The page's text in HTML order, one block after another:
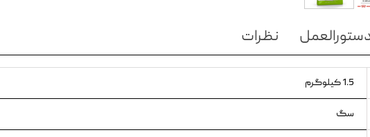
نظرات
1.5 کیلوگرم
سگ